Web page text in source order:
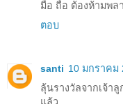
มือ ถือ ต้องห้ามพล
ตอบ
santi 10 มกราคม
ลุ้นรางวัลจากเจ้า